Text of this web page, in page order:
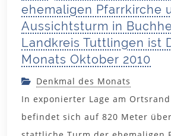
ehemaligen Pfarrkirche
Aussichtsturm in
Landkreis Tuttlingen ist
Monats Oktober 2010
Denkmal des Monats
In exponierter Lage am
befindet sich auf 820 Meter